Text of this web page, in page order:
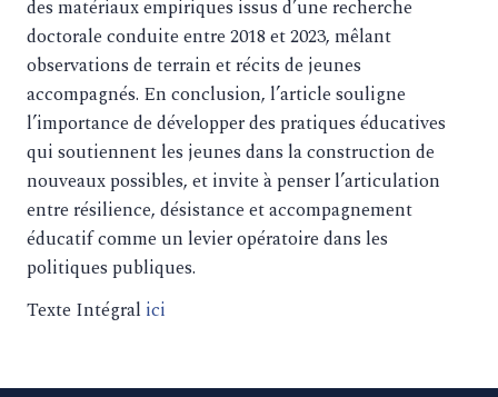
des matériaux empiriques issus d’une recherche
doctorale conduite entre 2018 et 2023, mêlant
observations de terrain et récits de jeunes
accompagnés. En conclusion, l’article souligne
l’importance de développer des pratiques éducatives
qui soutiennent les jeunes dans la construction de
nouveaux possibles, et invite à penser l’articulation
entre résilience, désistance et accompagnement
éducatif comme un levier opératoire dans les
politiques publiques.
Texte Intégral ici